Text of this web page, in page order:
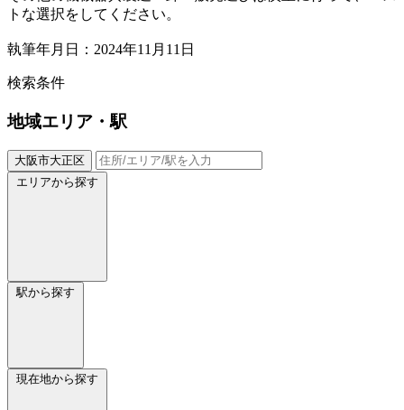
トな選択をしてください。
執筆年月日：2024年11月11日
検索条件
地域エリア・駅
大阪市大正区
エリアから探す
駅から探す
現在地から探す